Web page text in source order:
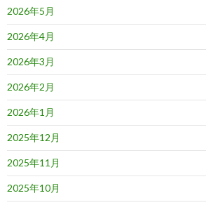
2026年5月
2026年4月
2026年3月
2026年2月
2026年1月
2025年12月
2025年11月
2025年10月